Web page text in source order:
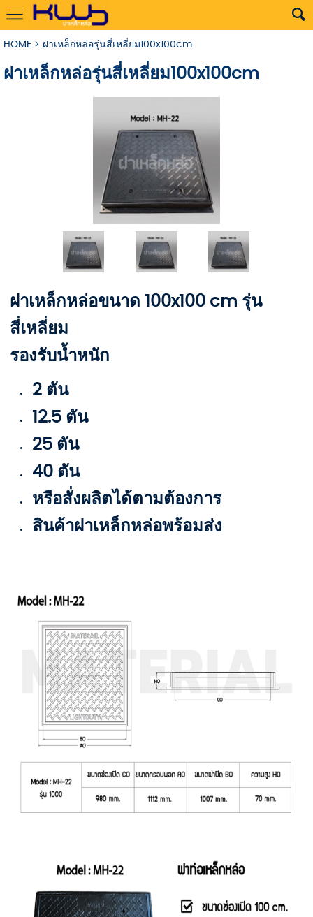
HOME> ฝาเหล็กหล่อรุ่นสี่เหลี่ยม100x100cm
ฝาเหล็กหล่อรุ่นสี่เหลี่ยม100x100cm
ฝาเหล็กหล่อขนาด 100x100 cm รุ่น
สี่เหลี่ยม
รองรับน้ำหนัก
2 ตัน
12.5 ตัน
25 ตัน
40 ตัน
หรือสั่งผลิตได้ตามต้องการ
สินค้าฝาเหล็กหล่อพร้อมส่ง